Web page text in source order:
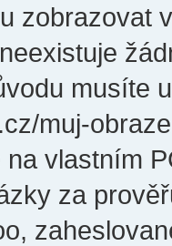
zobrazovat
musíte
muj-
vlastním
za